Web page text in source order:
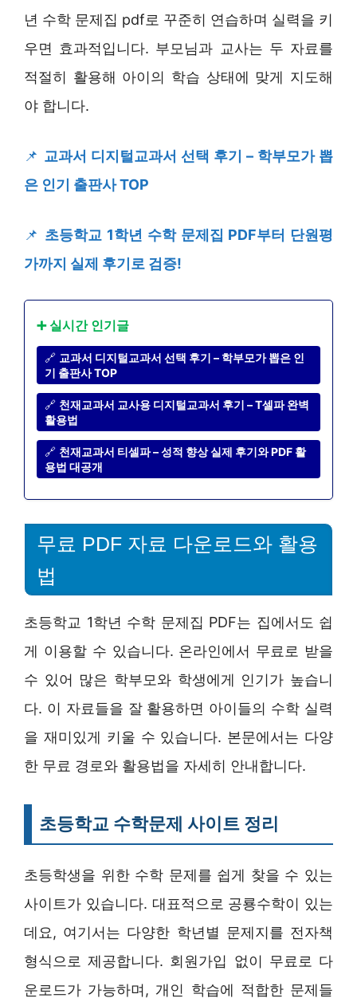
년 수학 문제집 pdf로 꾸준히 연습하며 실력을 키
우면 효과적입니다. 부모님과 교사는 두 자료를
적절히 활용해 아이의 학습 상태에 맞게 지도해
야 합니다.
📌 교과서 디지털교과서 선택 후기 – 학부모가 뽑
은 인기 출판사 TOP
📌 초등학교 1학년 수학 문제집 PDF부터 단원평
가까지 실제 후기로 검증!
➕ 실시간 인기글
🔗 교과서 디지털교과서 선택 후기 – 학부모가 뽑은 인
기 출판사 TOP
🔗 천재교과서 교사용 디지털교과서 후기 – T셀파 완벽
활용법
🔗 천재교과서 티셀파 – 성적 향상 실제 후기와 PDF 활
용법 대공개
무료 PDF 자료 다운로드와 활용
법
초등학교 1학년 수학 문제집 PDF는 집에서도 쉽
게 이용할 수 있습니다. 온라인에서 무료로 받을
수 있어 많은 학부모와 학생에게 인기가 높습니
다. 이 자료들을 잘 활용하면 아이들의 수학 실력
을 재미있게 키울 수 있습니다. 본문에서는 다양
한 무료 경로와 활용법을 자세히 안내합니다.
초등학교 수학문제 사이트 정리
초등학생을 위한 수학 문제를 쉽게 찾을 수 있는
사이트가 있습니다. 대표적으로 공룡수학이 있는
데요, 여기서는 다양한 학년별 문제지를 전자책
형식으로 제공합니다. 회원가입 없이 무료로 다
운로드가 가능하며, 개인 학습에 적합한 문제들